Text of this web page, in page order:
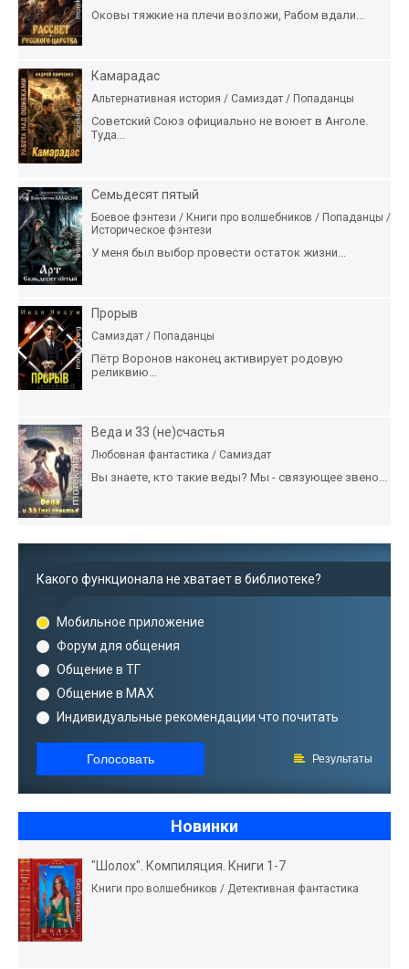
Оковы тяжкие на плечи возложи, Рабом вдали...
Камарадас
Альтернативная история / Самиздат / Попаданцы
Советский Союз официально не воюет в Анголе.
Туда...
Семьдесят пятый
Боевое фэнтези / Книги про волшебников / Попаданцы /
Историческое фэнтези
У меня был выбор провести остаток жизни...
Прорыв
Самиздат / Попаданцы
Пётр Воронов наконец активирует родовую
реликвию...
Веда и 33 (не)счастья
Любовная фантастика / Самиздат
Вы знаете, кто такие веды? Мы - связующее звено...
Какого функционала не хватает в библиотеке?
Мобильное приложение
Форум для общения
Общение в ТГ
Общение в MAX
Индивидуальные рекомендации что почитать
Голосовать Результаты
Новинки
"Шолох". Компиляция. Книги 1-7
Книги про волшебников / Детективная фантастика